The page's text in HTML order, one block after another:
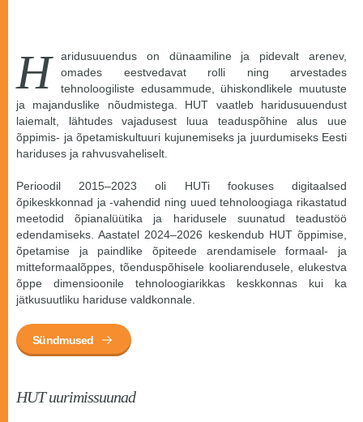
H
aridusuuendus on dünaamiline ja pidevalt arenev,
omades eestvedavat rolli ning arvestades
tehnoloogiliste edusammude, ühiskondlikele muutuste
ja majanduslike nõudmistega. HUT vaatleb haridusuuendust
laiemalt, lähtudes vajadusest luua teaduspõhine alus uue
õppimis- ja õpetamiskultuuri kujunemiseks ja juurdumiseks Eesti
hariduses ja rahvusvaheliselt.
Perioodil 2015–2023 oli HUTi fookuses digitaalsed
õpikeskkonnad ja -vahendid ning uued tehnoloogiaga rikastatud
meetodid õpianalüütika ja haridusele suunatud teadustöö
edendamiseks. Aastatel 2024–2026 keskendub HUT õppimise,
õpetamise ja paindlike õpiteede arendamisele formaal- ja
mitteformaalõppes, tõenduspõhisele kooliarendusele, elukestva
õppe dimensioonile tehnoloogiarikkas keskkonnas kui ka
jätkusuutliku hariduse valdkonnale.
Sündmused
HUT uurimissuunad